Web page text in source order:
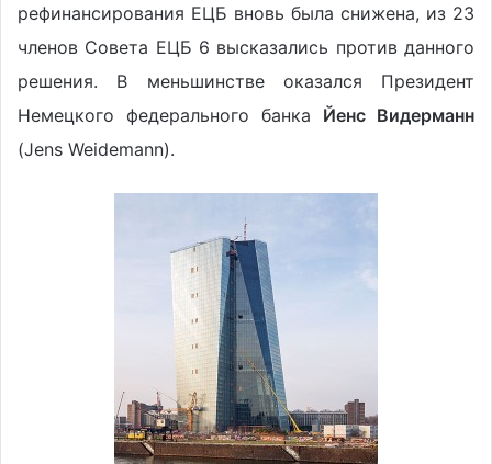
рефинансирования ЕЦБ вновь была снижена, из 23
членов Совета ЕЦБ 6 высказались против данного
решения. В меньшинстве оказался Президент
Немецкого федерального банка Йенс Видерманн
(Jens Weidemann).